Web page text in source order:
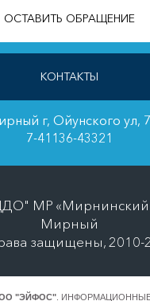
ОСТАВИТЬ ОБРАЩЕНИЕ
КОНТАКТЫ
г, Ойунского ул, 7
7-41136-43321
МР «Мирнинский
Мирный
защищены, 2010-
"ЭЙФОС" .